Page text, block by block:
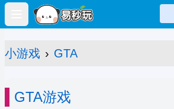
Open main menu
小游戏 › GTA
GTA游戏